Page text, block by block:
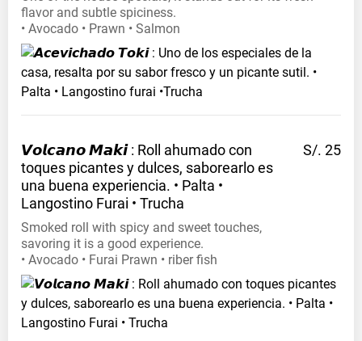
flavor and subtle spiciness.
• Avocado • Prawn • Salmon
𝙑𝙤𝙡𝙘𝙖𝙣𝙤 𝙈𝙖𝙠𝙞 : Roll ahumado con
toques picantes y dulces, saborearlo es
una buena experiencia. • Palta •
Langostino Furai • Trucha
S/. 25
Smoked roll with spicy and sweet touches,
savoring it is a good experience.
• Avocado • Furai Prawn • riber fish